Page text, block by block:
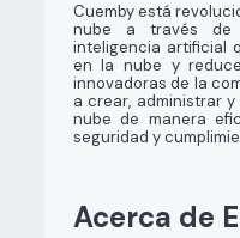
Cuemby está
nube a través de
inteligencia artificial
en la nube y
innovadoras de la
a crear, administrar
nube de manera
seguridad y
Acerca de